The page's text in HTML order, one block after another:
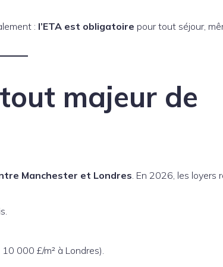
: l’ETA est obligatoire pour tout séjour,
majeur de
Manchester et Londres . En 2026, les loyers
000 £/m² à Londres).